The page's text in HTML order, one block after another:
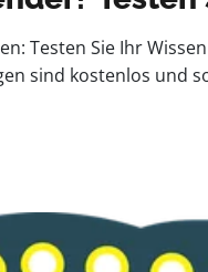
Testen Sie Ihr
sind kostenlos und